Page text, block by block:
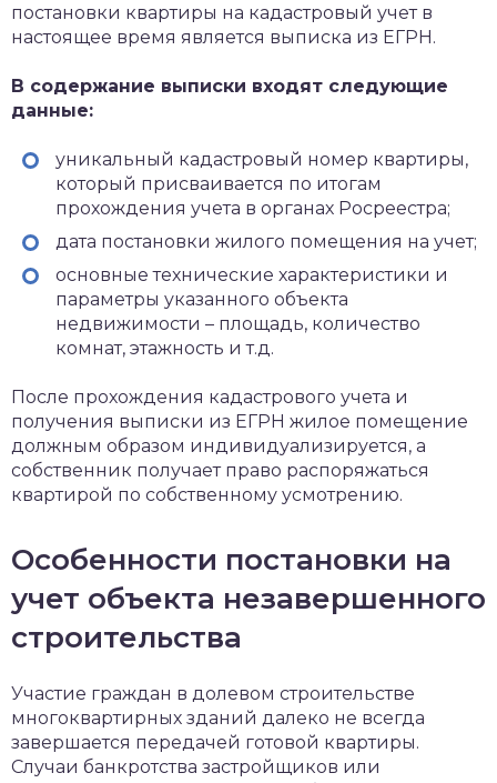
постановки квартиры на кадастровый учет в
настоящее время является выписка из ЕГРН.
В содержание выписки входят следующие
данные:
уникальный кадастровый номер квартиры,
который присваивается по итогам
прохождения учета в органах Росреестра;
дата постановки жилого помещения на учет;
основные технические характеристики и
параметры указанного объекта
недвижимости – площадь, количество
комнат, этажность и т.д.
После прохождения кадастрового учета и
получения выписки из ЕГРН жилое помещение
должным образом индивидуализируется, а
собственник получает право распоряжаться
квартирой по собственному усмотрению.
Особенности постановки на
учет объекта незавершенного
строительства
Участие граждан в долевом строительстве
многоквартирных зданий далеко не всегда
завершается передачей готовой квартиры.
Случаи банкротства застройщиков или